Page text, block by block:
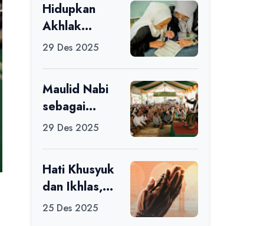
Ikuti Alfaro
Camp di MAN
1 Darussalam
Ciamis
Hidupkan
Akhlak
melalui Ilmu
29 Des 2025
Maulid Nabi
sebagai
Momentum
29 Des 2025
Hati Khusyuk
dan Ikhlas,
Jadi Esensi
25 Des 2025